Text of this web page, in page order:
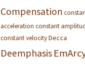
Compensation
acceleration constant
constant velocityDecca
Deemphasis